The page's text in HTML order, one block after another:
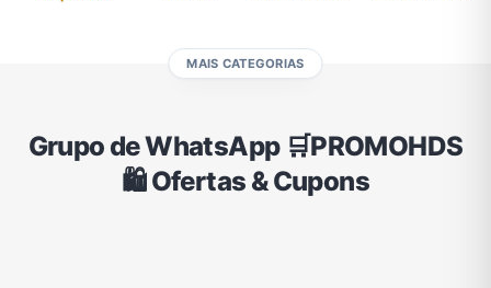
Educação Emagrecimento e Perda de Peso
MAIS CATEGORIAS
Grupo de WhatsApp 🛒PROMOHDS
🛍️ Ofertas & Cupons